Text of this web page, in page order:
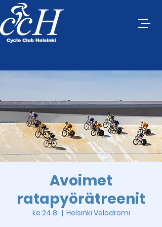
Avoimet
ratapyörätreenit
ke 24.8.
  |
Helsinki Velodromi